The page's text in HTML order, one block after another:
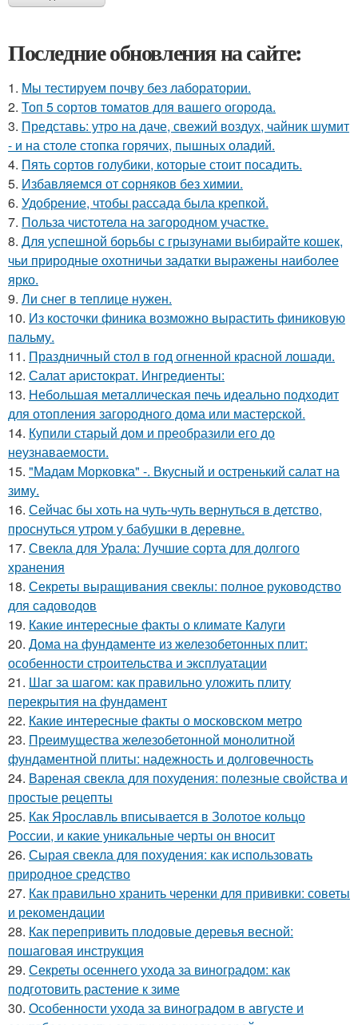
Последние обновления на сайте:
1. Мы тестируем почву без лаборатории.
2. Топ 5 сортов томатов для вашего огорода.
3. Представь: утро на даче, свежий воздух, чайник шумит
- и на столе стопка горячих, пышных оладий.
4. Пять сортов голубики, которые стоит посадить.
5. Избавляемся от сорняков без химии.
6. Удобрение, чтобы рассада была крепкoй.
7. Польза чистотела на загородном участке.
8. Для успешной борьбы с грызунами выбирайте кошек,
чьи природные охотничьи задатки выражены наиболее
ярко.
9. Ли снег в теплице нужен.
10. Из косточки финика возможно вырастить финиковую
пальму.
11. Праздничный стол в год огненной красной лошади.
12. Салат аристократ. Ингредиенты:
13. Небольшая металлическая печь идеально подходит
для отопления загородного дома или мастерской.
14. Купили старый дом и преобразили его до
неузнаваемости.
15. "Мадам Морковка" -. Вкусный и остренький салат на
зиму.
16. Сейчас бы хоть на чуть-чуть вернуться в детство,
проснуться утром у бабушки в деревне.
17. Свекла для Урала: Лучшие сорта для долгого
хранения
18. Секреты выращивания свеклы: полное руководство
для садоводов
19. Какие интересные факты о климате Калуги
20. Дома на фундаменте из железобетонных плит:
особенности строительства и эксплуатации
21. Шаг за шагом: как правильно уложить плиту
перекрытия на фундамент
22. Какие интересные факты о московском метро
23. Преимущества железобетонной монолитной
фундаментной плиты: надежность и долговечность
24. Вареная свекла для похудения: полезные свойства и
простые рецепты
25. Как Ярославль вписывается в Золотое кольцо
России, и какие уникальные черты он вносит
26. Сырая свекла для похудения: как использовать
природное средство
27. Как правильно хранить черенки для прививки: советы
и рекомендации
28. Как перепривить плодовые деревья весной:
пошаговая инструкция
29. Секреты осеннего ухода за виноградом: как
подготовить растение к зиме
30. Особенности ухода за виноградом в августе и